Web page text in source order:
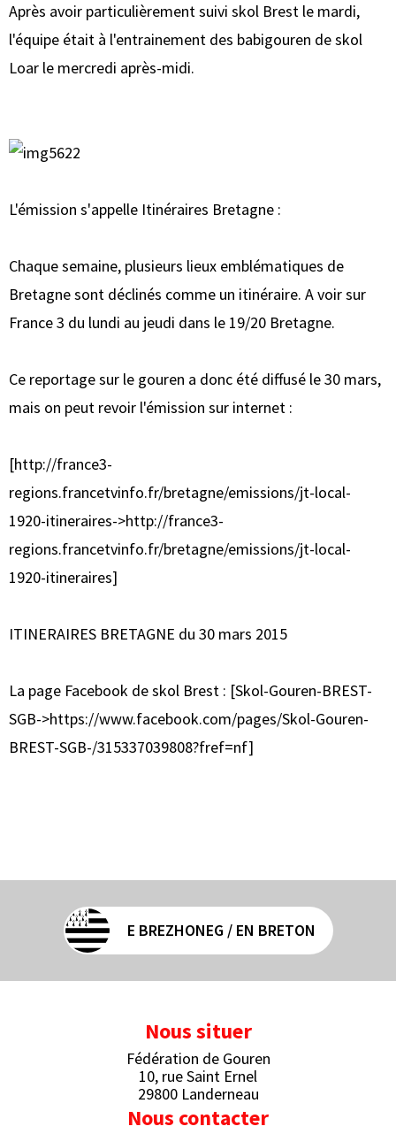
Après avoir particulièrement suivi skol Brest le mardi,
l'équipe était à l'entrainement des babigouren de skol
Loar le mercredi après-midi.
L'émission s'appelle Itinéraires Bretagne :
Chaque semaine, plusieurs lieux emblématiques de
Bretagne sont déclinés comme un itinéraire. A voir sur
France 3 du lundi au jeudi dans le 19/20 Bretagne.
Ce reportage sur le gouren a donc été diffusé le 30 mars,
mais on peut revoir l'émission sur internet :
[http://france3-
regions.francetvinfo.fr/bretagne/emissions/jt-local-
1920-itineraires->http://france3-
regions.francetvinfo.fr/bretagne/emissions/jt-local-
1920-itineraires]
ITINERAIRES BRETAGNE du 30 mars 2015
La page Facebook de skol Brest : [Skol-Gouren-BREST-
SGB->https://www.facebook.com/pages/Skol-Gouren-
BREST-SGB-/315337039808?fref=nf]
E BREZHONEG / EN BRETON
Nous situer
Fédération de Gouren
10, rue Saint Ernel
29800 Landerneau
Nous contacter